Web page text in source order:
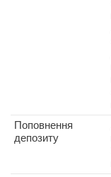
Поповнення
депозиту